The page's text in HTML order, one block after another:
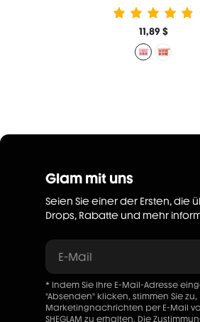
11,89 $
Glam mit uns
Seien Sie einer der Ersten, die
Drops, Rabatte und mehr
E-Mail
* Indem Sie Ihre E-Mail-Adresse
"Absenden" klicken, stimmen Sie zu,
Marketingnachrichten per E-Mail
SHEGLAM zu erhalten. Die